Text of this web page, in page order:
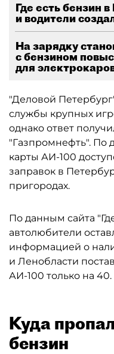
Где есть бензин
и водители
На зарядку
с бензином
для
"Деловой
службы крупных
однако ответ
"Газпромнефть". По
карты АИ-100
заправок в
пригородах.
По данным сайта
автолюбители
информацией о
и Ленобласти
АИ-100 только на 40.
Куда
бензин